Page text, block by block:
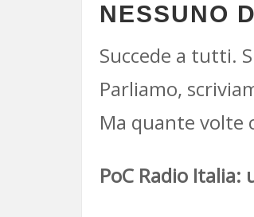
NESSUNO
Succede a tutti.
Parliamo,
Ma quante volte
PoC Radio